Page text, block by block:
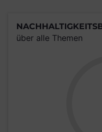
über alle Themen